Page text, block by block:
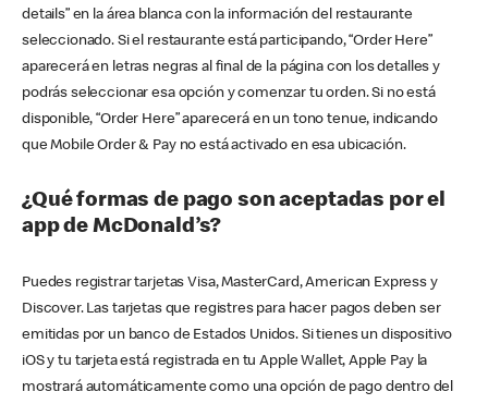
details” en la área blanca con la información del restaurante
seleccionado. Si el restaurante está participando, “Order Here”
aparecerá en letras negras al final de la página con los detalles y
podrás seleccionar esa opción y comenzar tu orden. Si no está
disponible, “Order Here” aparecerá en un tono tenue, indicando
que Mobile Order & Pay no está activado en esa ubicación.
¿Qué formas de pago son aceptadas por el
app de McDonald’s?
Puedes registrar tarjetas Visa, MasterCard, American Express y
Discover. Las tarjetas que registres para hacer pagos deben ser
emitidas por un banco de Estados Unidos. Si tienes un dispositivo
iOS y tu tarjeta está registrada en tu Apple Wallet, Apple Pay la
mostrará automáticamente como una opción de pago dentro del